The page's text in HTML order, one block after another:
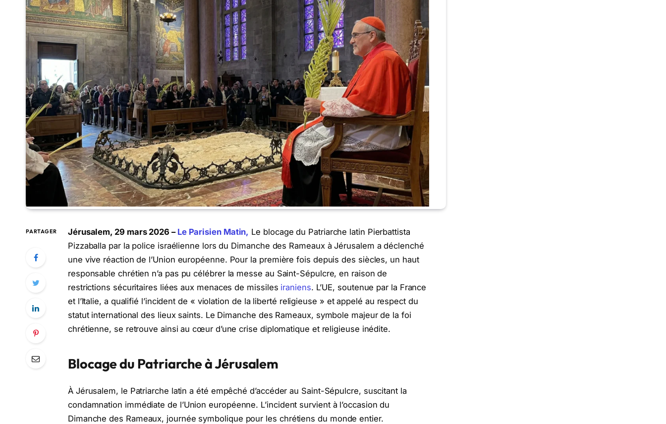
PARTAGER Jérusalem, 29 mars 2026 – Le Parisien Matin, Le blocage du Patriarche latin Pierbattista
Pizzaballa par la police israélienne lors du Dimanche des Rameaux à Jérusalem a déclenché
une vive réaction de l’Union européenne. Pour la première fois depuis des siècles, un haut
responsable chrétien n’a pas pu célébrer la messe au Saint-Sépulcre, en raison de
restrictions sécuritaires liées aux menaces de missiles iraniens. L’UE, soutenue par la France
et l’Italie, a qualifié l’incident de « violation de la liberté religieuse » et appelé au respect du
statut international des lieux saints. Le Dimanche des Rameaux, symbole majeur de la foi
chrétienne, se retrouve ainsi au cœur d’une crise diplomatique et religieuse inédite.
Blocage du Patriarche à Jérusalem
À Jérusalem, le Patriarche latin a été empêché d’accéder au Saint-Sépulcre, suscitant la
condamnation immédiate de l’Union européenne. L’incident survient à l’occasion du
Dimanche des Rameaux, journée symbolique pour les chrétiens du monde entier.